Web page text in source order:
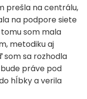
prešla na centrálu,
na podpore siete
som mala
metodiku aj
som sa rozhodla
práve pod
hĺbky a verila